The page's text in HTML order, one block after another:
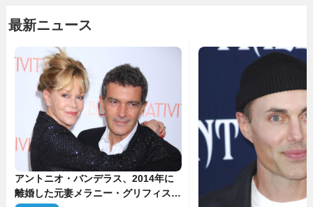
最新ニュース
アントニオ・バンデラス、2014年に
離婚した元妻メラニー・グリフィスは